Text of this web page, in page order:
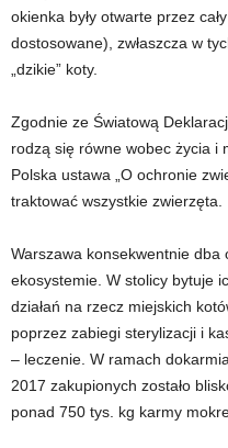
okienka były otwarte przez
dostosowane), zwłaszcza w
„dzikie” koty.
Zgodnie ze Światową
rodzą się równe wobec życia i
Polska ustawa „O ochronie
traktować wszystkie zwierzęta.
Warszawa konsekwentnie dba
ekosystemie. W stolicy bytuje
działań na rzecz miejskich
poprzez zabiegi sterylizacji i
– leczenie. W ramach
2017 zakupionych zostało
ponad 750 tys. kg karmy